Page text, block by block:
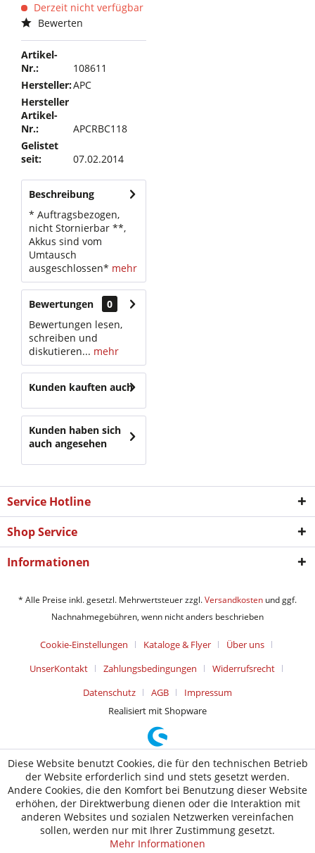
Derzeit nicht verfügbar
Bewerten
Artikel-
Nr.:
108611
Hersteller:APC
Hersteller
Artikel-
Nr.:
APCRBC118
Gelistet
seit:
07.02.2014
Beschreibung
* Auftragsbezogen,
nicht Stornierbar **,
Akkus sind vom
Umtausch
ausgeschlossen* mehr
Bewertungen
0
Bewertungen lesen,
schreiben und
diskutieren... mehr
Kunden kauften auch
Kunden haben sich
auch angesehen
Service Hotline
Shop Service
Informationen
* Alle Preise inkl. gesetzl. Mehrwertsteuer zzgl.Versandkosten und ggf.
Nachnahmegebühren, wenn nicht anders beschrieben
Cookie-Einstellungen Kataloge & Flyer
Über uns
UnserKontakt
Zahlungsbedingungen
Widerrufsrecht
Datenschutz
AGB
Impressum
Realisiert mit Shopware
Diese Website benutzt Cookies, die für den technischen Betrieb
der Website erforderlich sind und stets gesetzt werden.
Andere Cookies, die den Komfort bei Benutzung dieser Website
erhöhen, der Direktwerbung dienen oder die Interaktion mit
anderen Websites und sozialen Netzwerken vereinfachen
sollen, werden nur mit Ihrer Zustimmung gesetzt.
Mehr Informationen